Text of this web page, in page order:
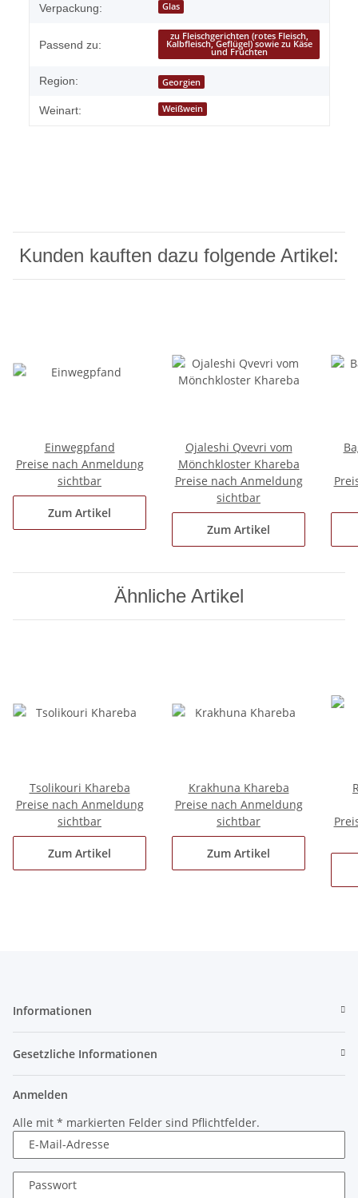
Verpackung: Glas
Passend zu:
zu Fleischgerichten (rotes Fleisch,
Kalbfleisch, Geflügel) sowie zu Käse
und Früchten
Region: Georgien
Weinart: Weißwein
Kunden kauften dazu folgende Artikel:
Einwegpfand
Preise nach Anmeldung
sichtbar
Zum Artikel
Ojaleshi Qvevri vom
Mönchkloster Khareba
Preise nach Anmeldung
sichtbar
Zum Artikel
Ähnliche Artikel
Tsolikouri Khareba
Preise nach Anmeldung
sichtbar
Zum Artikel
Krakhuna Khareba
Preise nach Anmeldung
sichtbar
Zum Artikel
Informationen
Gesetzliche Informationen
Anmelden
Alle mit * markierten Felder sind Pflichtfelder.
E-Mail-Adresse
Passwort